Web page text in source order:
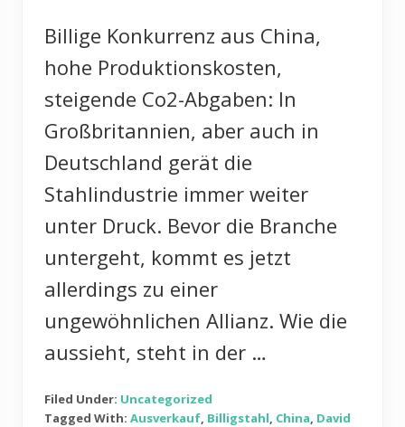
Billige Konkurrenz aus China,
hohe Produktionskosten,
steigende Co2-Abgaben: In
Großbritannien, aber auch in
Deutschland gerät die
Stahlindustrie immer weiter
unter Druck. Bevor die Branche
untergeht, kommt es jetzt
allerdings zu einer
ungewöhnlichen Allianz. Wie die
aussieht, steht in der …
Filed Under: Uncategorized
Tagged With: Ausverkauf, Billigstahl, China, David